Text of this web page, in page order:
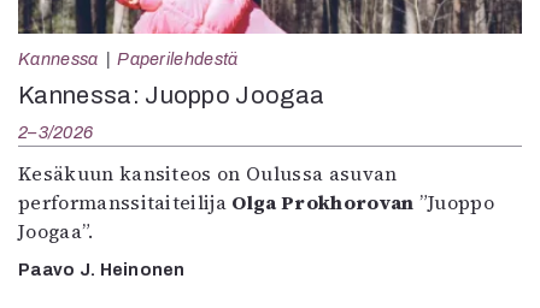
Kannessa Paperilehdestä
Kannessa: Juoppo Joogaa
2–3/2026
Kesäkuun kansiteos on Oulussa asuvan
performanssitaiteilija Olga Prokhorovan ”Juoppo
Joogaa”.
Paavo J. Heinonen